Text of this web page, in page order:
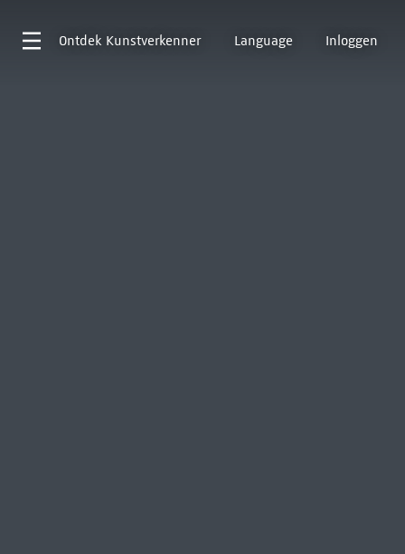
Ontdek Kunstverkenner Language Inloggen